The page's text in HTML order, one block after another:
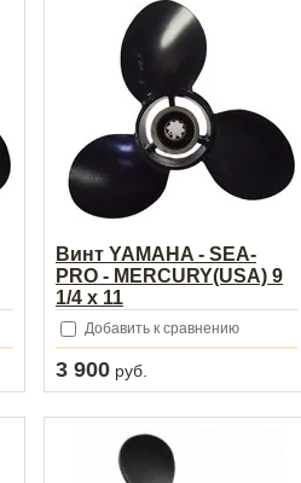
Винт YAMAHA - SEA-
PRO - MERCURY(USA) 9
1/4 х 11
Добавить к сравнению
3 900 руб.